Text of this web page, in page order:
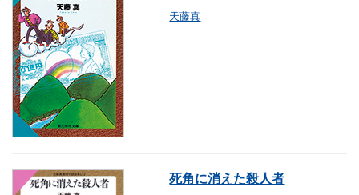
天藤真
死角に消えた殺人者